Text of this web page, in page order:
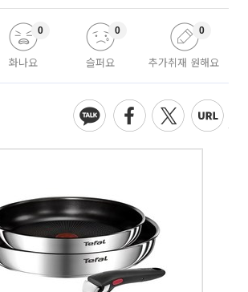
화나요
0
슬퍼요
0
추가취재 원해요
0